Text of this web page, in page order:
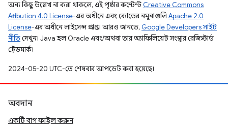
অন্য কিছু উল্লেখ না করা থাকলে, এই পৃষ্ঠার কন্টেন্ট Creative Commons
Attribution 4.0 License-এর অধীনে এবং কোডের নমুনাগুলিApache 2.0
License-এর অধীনে লাইসেন্স প্রাপ্ত। আরও জানতে, Google Developers সাইট
নীতিদেখুন। Java হল Oracle এবং/অথবা তার অ্যাফিলিয়েট সংস্থার রেজিস্টার্ড
ট্রেডমার্ক।
2024-05-20 UTC-তে শেষবার আপডেট করা হয়েছে।
অবদান
একটি বাগ ফাইল করুন